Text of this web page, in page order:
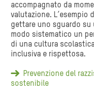
accompagnato da
valutazione.
gettare uno sguardo su
modo sistematico un
di una cultura
inclusiva e rispettosa.
Prevenzione del
sostenibile